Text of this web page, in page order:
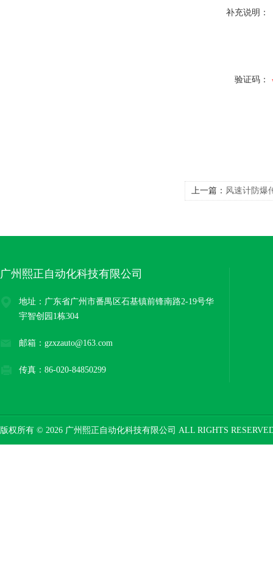
补充说明：
验证码：
上一篇： 风速计防爆
广州熙正自动化科技有限公司
地址：广东省广州市番禺区石基镇前锋南路2-19号华
宇智创园1栋304
邮箱：gzxzauto@163.com
传真：86-020-84850299
版权所有 © 2026 广州熙正自动化科技有限公司 ALL RIGHTS